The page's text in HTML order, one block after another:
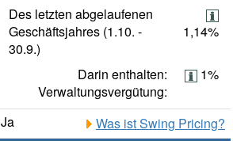
Des letzten abgelaufenen
Geschäftsjahres (1.10. -
30.9.)
1,14%
Darin enthalten:
Verwaltungsvergütung:
1%
Ja
Was ist Swing Pricing?